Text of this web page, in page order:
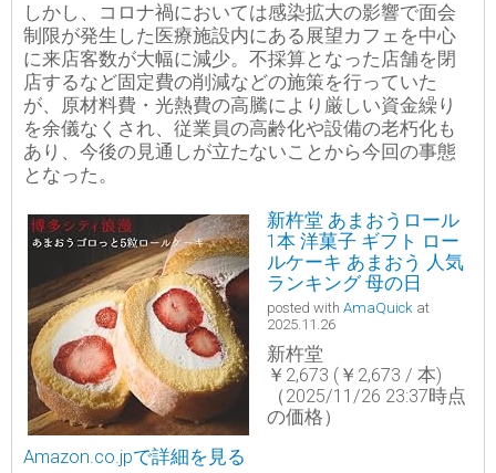
しかし、コロナ禍においては感染拡大の影響で面会
制限が発生した医療施設内にある展望カフェを中心
に来店客数が大幅に減少。不採算となった店舗を閉
店するなど固定費の削減などの施策を行っていた
が、原材料費・光熱費の高騰により厳しい資金繰り
を余儀なくされ、従業員の高齢化や設備の老朽化も
あり、今後の見通しが立たないことから今回の事態
となった。
新杵堂 あまおうロール
1本 洋菓子 ギフト ロー
ルケーキ あまおう 人気
ランキング 母の日
posted with AmaQuick at
2025.11.26
新杵堂
￥2,673 (￥2,673 / 本)
（2025/11/26 23:37時点
の価格）
Amazon.co.jpで詳細を見る